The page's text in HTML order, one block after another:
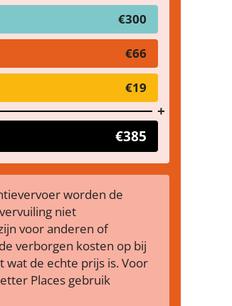
€300
€66
€19
€385
worden de
niet
voor anderen of
verborgen kosten op bij
de echte prijs is. Voor
Places gebruik